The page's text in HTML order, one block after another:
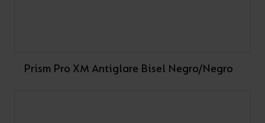
Prism Pro XM Antiglare Bisel Negro/Negro